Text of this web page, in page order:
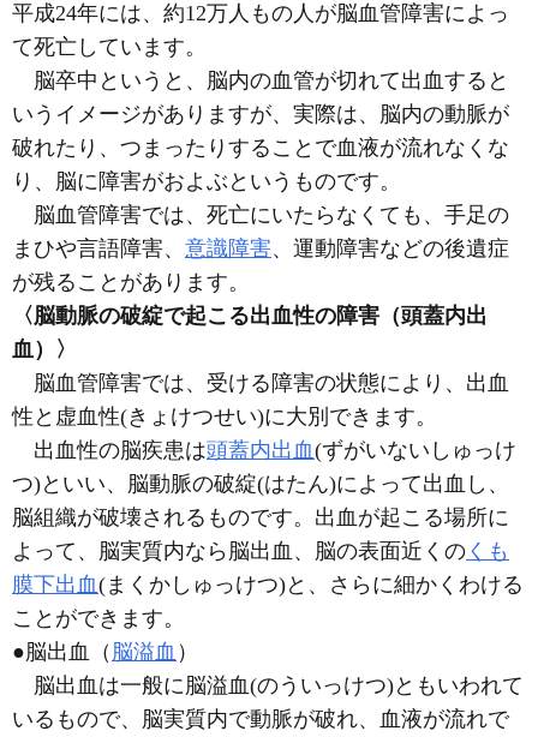
平成24年には、約12万人もの人が脳血管障害によっ
て死亡しています。
脳卒中というと、脳内の血管が切れて出血すると
いうイメージがありますが、実際は、脳内の動脈が
破れたり、つまったりすることで血液が流れなくな
り、脳に障害がおよぶというものです。
脳血管障害では、死亡にいたらなくても、手足の
まひや言語障害、 意識障害、運動障害などの後遺症
が残ることがあります。
〈脳動脈の破綻で起こる出血性の障害（頭蓋内出
血）〉
脳血管障害では、受ける障害の状態により、出血
性と虚血性(きょけつせい)に大別できます。
出血性の脳疾患は頭蓋内出血(ずがいないしゅっけ
つ)といい、脳動脈の破綻(はたん)によって出血し、
脳組織が破壊されるものです。出血が起こる場所に
よって、脳実質内なら脳出血、脳の表面近くの くも
膜下出血(まくかしゅっけつ)と、さらに細かくわける
ことができます。
●脳出血（ 脳溢血 ）
脳出血は一般に脳溢血(のういっけつ)ともいわれて
いるもので、脳実質内で動脈が破れ、血液が流れで